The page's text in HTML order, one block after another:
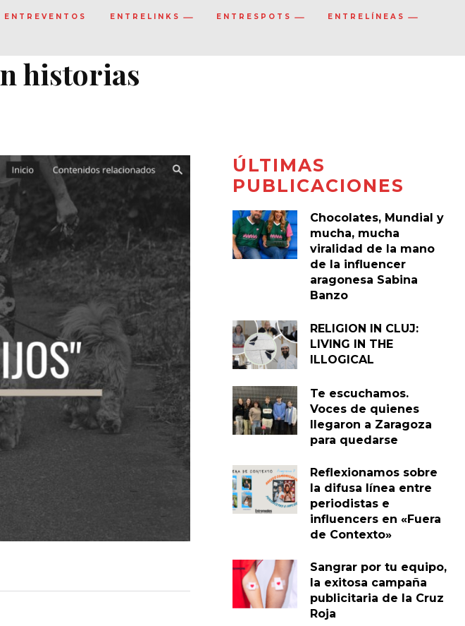
ENTREVENTOS ENTRELINKS ENTRESPOTS ENTRELÍNEAS
historias
ÚLTIMAS
PUBLICACIONES
Chocolates, Mundial y
mucha, mucha
viralidad de la mano
de la influencer
aragonesa Sabina
Banzo
RELIGION IN CLUJ:
LIVING IN THE
ILLOGICAL
Te escuchamos.
Voces de quienes
llegaron a Zaragoza
para quedarse
Reflexionamos sobre
la difusa línea entre
periodistas e
influencers en «Fuera
de Contexto»
Sangrar por tu equipo,
la exitosa campaña
publicitaria de la Cruz
Roja